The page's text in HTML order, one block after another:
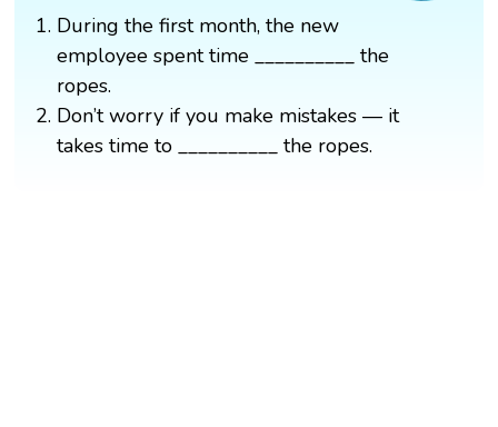
During the first month, the new
employee spent time __________ the
ropes.
Don’t worry if you make mistakes — it
takes time to __________ the ropes.